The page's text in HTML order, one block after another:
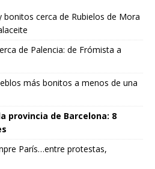
bonitos cerca de Rubielos de Mora
de Palencia: de Frómista a
más bonitos a menos de una
provincia de Barcelona: 8
París…entre protestas,